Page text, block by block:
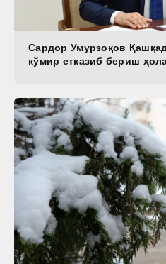
Сардор Умурзоқов
кўмир етказиб бериш